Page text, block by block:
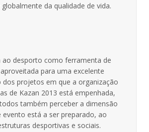
da qualidade de vida.
ao desporto como ferramenta de
para uma excelente
dos projetos em que a organização
de Kazan 2013 está empenhada,
também perceber a dimensão
evento está a ser preparado, ao
desportivas e sociais.